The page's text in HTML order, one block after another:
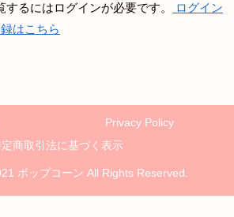
るにはログインが必要です。
ログイン
はこちら
Privacy Policy
商取引法に基づく表示
ポップコーン All Rights Reserved.